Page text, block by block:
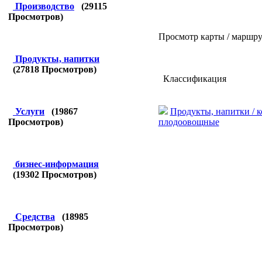
Производство (29115
Просмотров)
Продукты, напитки
(27818 Просмотров)
Услуги (19867
Просмотров)
бизнес-информация
(19302 Просмотров)
Средства (18985
Просмотров)
Просмотр карты /
Классификация
Продукты, напитки /
плодоовощные